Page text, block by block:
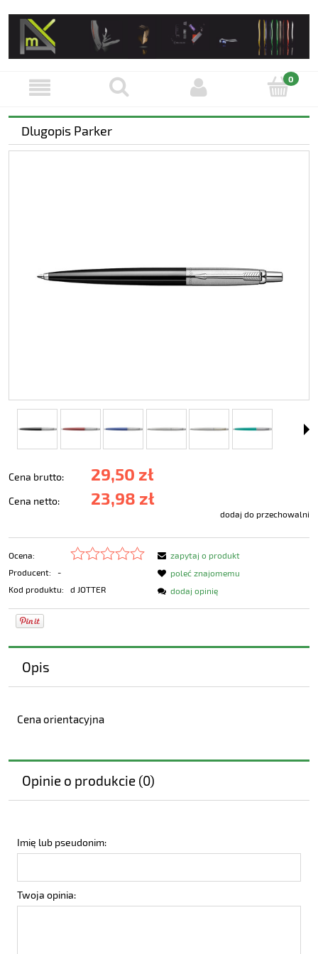
Dlugopis Parker
Cena brutto: 29,50 zł
Cena netto: 23,98 zł
dodaj do przechowalni
Ocena:
Producent:
-
Kod produktu:
d JOTTER
zapytaj o produkt
poleć znajomemu
dodaj opinię
Opis
Cena orientacyjna
Opinie o produkcie (0)
Imię lub pseudonim:
Twoja opinia: